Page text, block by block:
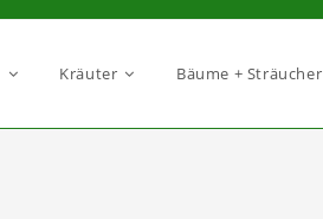
Kräuter Bäume + Sträucher